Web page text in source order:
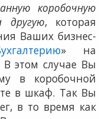
коробочную
другую, которая
Ваших бизнес-
» на
В этом случае Вы
в коробочной
в шкаф. Так Вы
в то время как